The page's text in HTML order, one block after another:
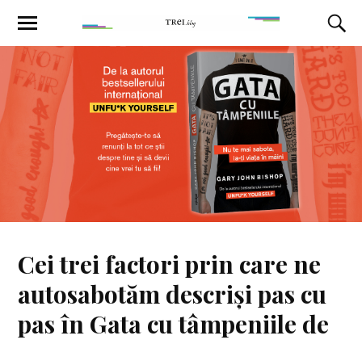
Cei trei factori prin care ne
autosabotăm descriși pas cu
pas în Gata cu tâmpeniile de